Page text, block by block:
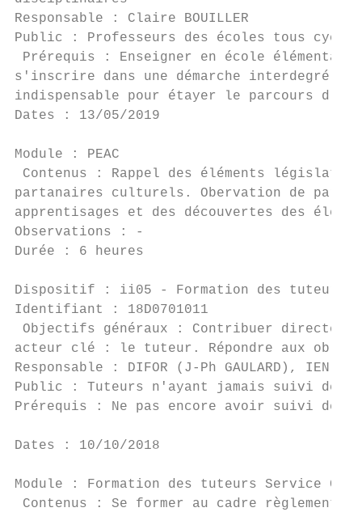
Responsable : Claire BOUILLER
Public : Professeurs des écoles tous
Prérequis : Enseigner en école
s'inscrire dans une démarche interdegré.
indispensable pour étayer le parcours
Dates : 13/05/2019
Module : PEAC
Contenus : Rappel des éléments
partanaires culturels. Obervation de
apprentisages et des découvertes des
Observations : -
Durée : 6 heures
Dispositif : ii05 - Formation des tuteurs
Identifiant : 18D0701011
Objectifs généraux : Contribuer
acteur clé : le tuteur. Répondre aux
Responsable : DIFOR (J-Ph GAULARD),
Public : Tuteurs n'ayant jamais suivi de
Prérequis : Ne pas encore avoir suivi de
Dates : 10/10/2018
Module : Formation des tuteurs Service
Contenus : Se former au cadre